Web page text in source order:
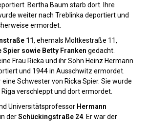
Bertha Baum starb dort. Ihre
weiter nach Treblinka deportiert und
ermordet.
11, ehemals Moltkestraße 11,
Spier sowie Betty Franken gedacht.
Frau Ricka und ihr Sohn Heinz Hermann
und 1944 in Ausschwitz ermordet.
Schwester von Ricka Spier. Sie wurde
verschleppt und dort ermordet.
Universitätsprofessor Hermann
derSchückingstraße 24 . Er war der